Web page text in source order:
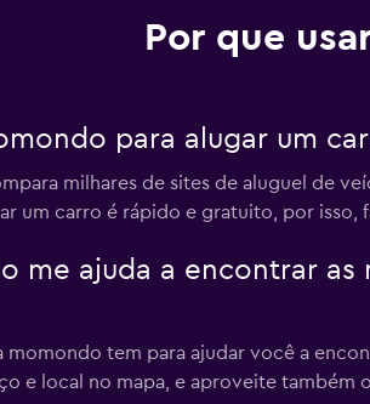
Por que
para alugar um
milhares de sites de aluguel de
um carro é rápido e gratuito, por isso,
me ajuda a encontrar
momondo tem para ajudar você a
e local no mapa, e aproveite